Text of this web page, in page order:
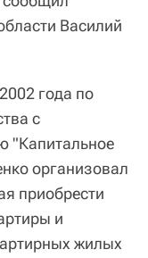
Василий
года по
с
"Капитальное
организовал
приобрести
и
жилых